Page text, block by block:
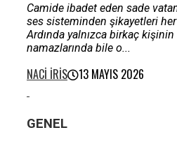
Camide ibadet eden sade
ses sisteminden şikayetleri her
Ardında yalnızca birkaç
namazlarında bile o...
NACI İRIS 13 MAYIS 2026
GENEL